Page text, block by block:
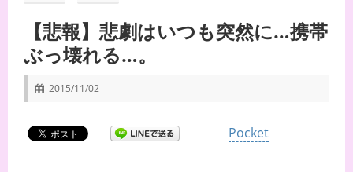
【悲報】悲劇はいつも突然に…携帯
ぶっ壊れる…。
2015/11/02
Pocket